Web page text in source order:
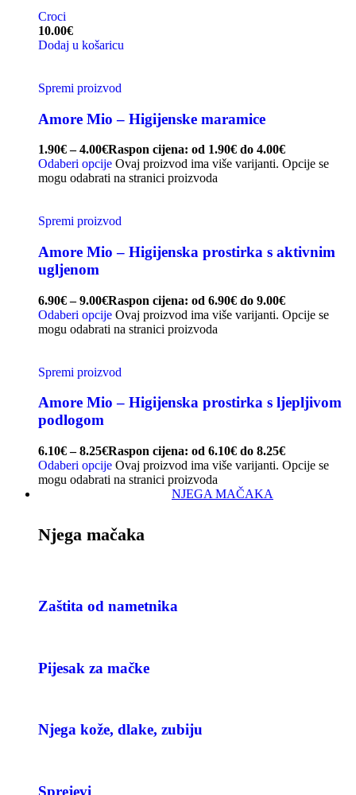
Croci
10.00€
Dodaj u košaricu
Spremi proizvod
Amore Mio – Higijenske maramice
1.90€ – 4.00€Raspon cijena: od 1.90€ do 4.00€
Odaberi opcije Ovaj proizvod ima više varijanti. Opcije se
mogu odabrati na stranici proizvoda
Spremi proizvod
Amore Mio – Higijenska prostirka s aktivnim
ugljenom
6.90€ – 9.00€Raspon cijena: od 6.90€ do 9.00€
Odaberi opcije Ovaj proizvod ima više varijanti. Opcije se
mogu odabrati na stranici proizvoda
Spremi proizvod
Amore Mio – Higijenska prostirka s ljepljivom
podlogom
6.10€ – 8.25€Raspon cijena: od 6.10€ do 8.25€
Odaberi opcije Ovaj proizvod ima više varijanti. Opcije se
mogu odabrati na stranici proizvoda
NJEGA MAČAKA
Njega mačaka
Zaštita od nametnika
Pijesak za mačke
Njega kože, dlake, zubiju
Sprejevi